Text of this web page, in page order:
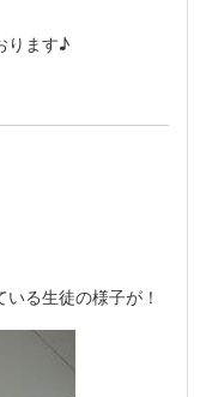
ります♪
る生徒の様子が！